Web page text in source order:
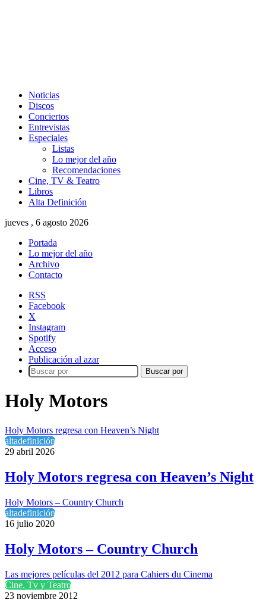
Noticias
Discos
Conciertos
Entrevistas
Especiales
Listas
Lo mejor del año
Recomendaciones
Cine, TV & Teatro
Libros
Alta Definición
jueves , 6 agosto 2026
Portada
Lo mejor del año
Archivo
Contacto
RSS
Facebook
X
Instagram
Spotify
Acceso
Publicación al azar
Buscar por
Holy Motors
Holy Motors regresa con Heaven’s Night
altadefinición
29 abril 2026
Holy Motors regresa con Heaven’s Night
Holy Motors – Country Church
altadefinición
16 julio 2020
Holy Motors – Country Church
Las mejores películas del 2012 para Cahiers du Cinema
Cine, Tv y Teatro
23 noviembre 2012